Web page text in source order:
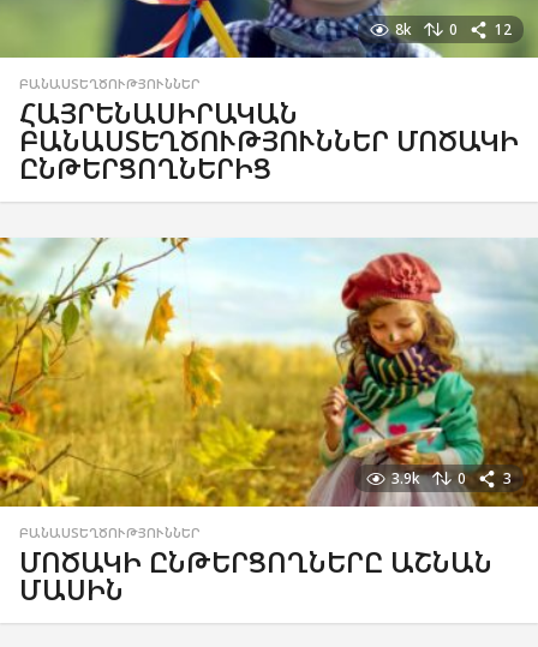
8k 0 12
ԲԱՆԱՍՏԵՂԾՈՒԹՅՈՒՆՆԵՐ
ՀԱՅՐԵՆԱՍԻՐԱԿԱՆ
ԲԱՆԱՍՏԵՂԾՈՒԹՅՈՒՆՆԵՐ ՄՈԾԱԿԻ
ԸՆԹԵՐՑՈՂՆԵՐԻՑ
3.9k 0 3
ԲԱՆԱՍՏԵՂԾՈՒԹՅՈՒՆՆԵՐ
ՄՈԾԱԿԻ ԸՆԹԵՐՑՈՂՆԵՐԸ ԱՇՆԱՆ
ՄԱՍԻՆ